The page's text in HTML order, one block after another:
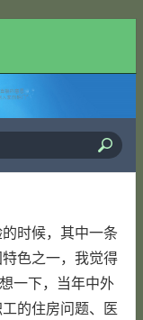
时候，其中一条
色之一，我觉得
一下，当年中外
的住房问题、医